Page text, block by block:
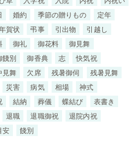
婚約 季節の贈りもの
定年
賀状 弔事 引出物
引越し
御礼 御花料
御見舞
餞別 御香典 志
快気祝
見舞 欠席 残暑御伺
残暑見舞
災害 病気 相場
神式
結納 葬儀 蝶結び
表書き
退職 退職御祝
退院内祝
安 餞別